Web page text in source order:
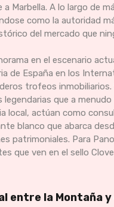
Marbella. A lo largo de
como la autoridad
del mercado que
en el escenario
de España en los
trofeos
que a menudo
local, actúan como
blanco que abarca
patrimoniales. Para
que ven en el sello
entre la Montaña